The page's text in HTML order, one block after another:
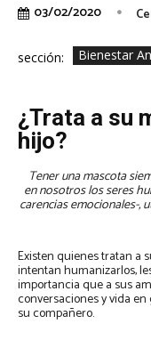
03/02/2020
sección: Bienestar
¿Trata a su
hijo?
Tener una mascota
en nosotros los seres
carencias emocionales-,
Existen quienes tratan a
intentan humanizarlos,
importancia que a sus
conversaciones y vida
su compañero.